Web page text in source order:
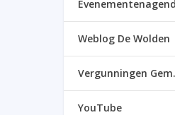
Weblog De Wolden
Vergunningen
YouTube